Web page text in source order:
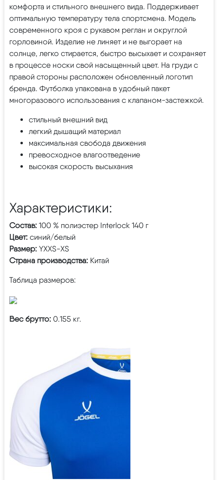
комфорта и стильного внешнего вида. Поддерживает
оптимальную температуру тела спортсмена. Модель
современного кроя с рукавом реглан и округлой
горловиной. Изделие не линяет и не выгорает на
солнце, легко стирается, быстро высыхает и сохраняет
в процессе носки свой насыщенный цвет. На груди с
правой стороны расположен обновленный логотип
бренда. Футболка упакована в удобный пакет
многоразового использования с клапаном-застежкой.
стильный внешний вид
легкий дышащий материал
максимальная свобода движения
превосходное влагоотведение
высокая скорость высыхания
Характеристики:
Состав: 100 % полиэстер Interlock 140 г
Цвет: синий/белый
Размер: YXXS-XS
Страна производства: Китай
Таблица размеров:
Вес брутто: 0.155 кг.